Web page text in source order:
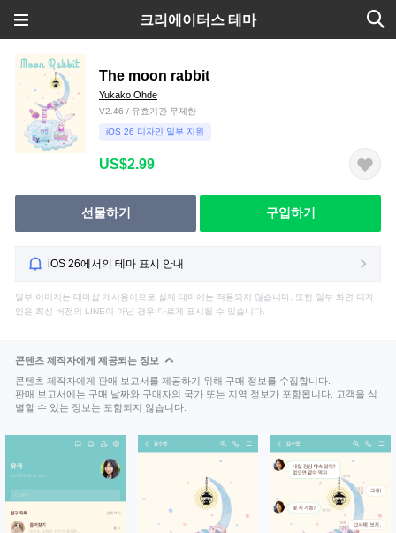
크리에이터스 테마
The moon rabbit
Yukako Ohde
V2.46 / 유효기간 무제한
iOS 26 디자인 일부 지원
US$2.99
선물하기 구입하기
iOS 26에서의 테마 표시 안내
일부 이미지는 테마샵 게시용이므로 실제 테마에는 적용되지 않습니다. 또한 일부 화면 디자
인은 최신 버전의 LINE이 아닌 경우 다르게 표시될 수 있습니다.
콘텐츠 제작자에게 제공되는 정보
콘텐츠 제작자에게 판매 보고서를 제공하기 위해 구매 정보를 수집합니다.
판매 보고서에는 구매 날짜와 구매자의 국가 또는 지역 정보가 포함됩니다. 고객을 식
별할 수 있는 정보는 포함되지 않습니다.